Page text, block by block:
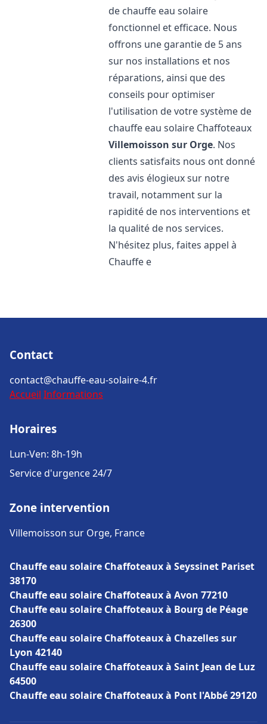
de chauffe eau solaire
fonctionnel et efficace. Nous
offrons une garantie de 5 ans
sur nos installations et nos
réparations, ainsi que des
conseils pour optimiser
l'utilisation de votre système de
chauffe eau solaire Chaffoteaux
Villemoisson sur Orge. Nos
clients satisfaits nous ont donné
des avis élogieux sur notre
travail, notamment sur la
rapidité de nos interventions et
la qualité de nos services.
N'hésitez plus, faites appel à
Chauffe e
Contact
contact@chauffe-eau-solaire-4.fr
Accueil Informations
Horaires
Lun-Ven: 8h-19h
Service d'urgence 24/7
Zone intervention
Villemoisson sur Orge, France
Chauffe eau solaire Chaffoteaux à Seyssinet Pariset
38170
Chauffe eau solaire Chaffoteaux à Avon 77210
Chauffe eau solaire Chaffoteaux à Bourg de Péage
26300
Chauffe eau solaire Chaffoteaux à Chazelles sur
Lyon 42140
Chauffe eau solaire Chaffoteaux à Saint Jean de Luz
64500
Chauffe eau solaire Chaffoteaux à Pont l'Abbé 29120